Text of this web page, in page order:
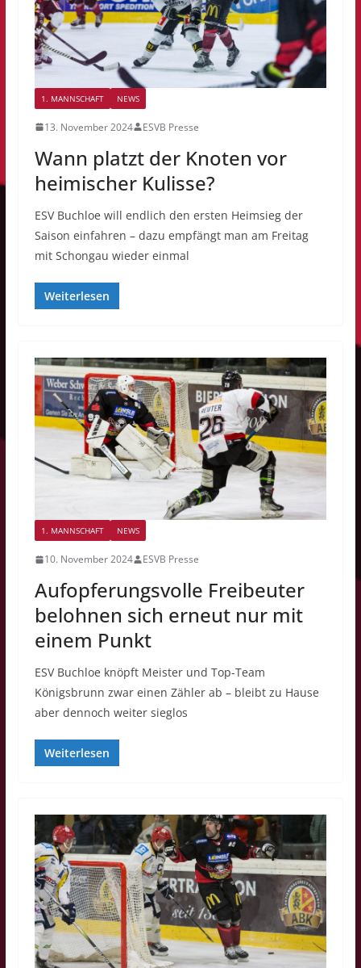
1. MANNSCHAFT NEWS
13. November 2024 ESVB Presse
Wann platzt der Knoten vor
heimischer Kulisse?
ESV Buchloe will endlich den ersten Heimsieg der
Saison einfahren – dazu empfängt man am Freitag
mit Schongau wieder einmal
Weiterlesen
1. MANNSCHAFT NEWS
10. November 2024 ESVB Presse
Aufopferungsvolle Freibeuter
belohnen sich erneut nur mit
einem Punkt
ESV Buchloe knöpft Meister und Top-Team
Königsbrunn zwar einen Zähler ab – bleibt zu Hause
aber dennoch weiter sieglos
Weiterlesen